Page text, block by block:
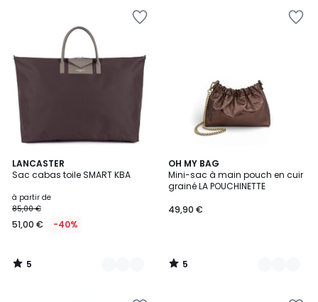
LANCASTER
Sac cabas toile SMART KBA
à partir de
85,00 €
51,00 € -40%
5
/
9
Couleurs
5
/
OH MY BAG
Mini-sac à main pouch en cuir
grainé LA POUCHINETTE
49,90 €
5
/
5
2
Couleurs
5
/